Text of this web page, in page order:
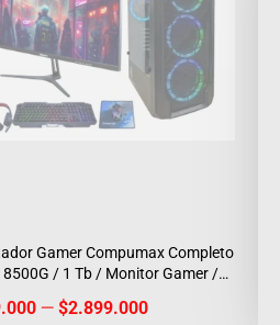
Gamer Compumax Completo
8500G / 1 Tb / Monitor Gamer /
— $2.899.000